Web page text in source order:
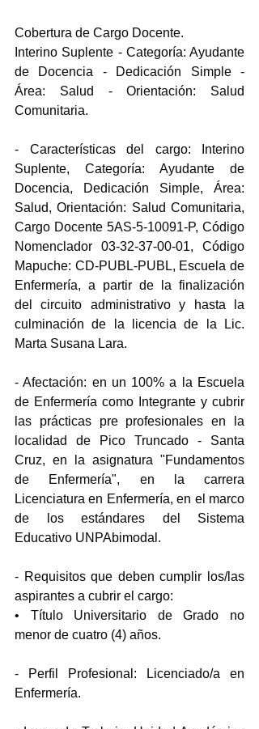
Cobertura de Cargo Docente.
Interino Suplente - Categoría: Ayudante
de Docencia - Dedicación Simple -
Área: Salud - Orientación: Salud
Comunitaria.
- Características del cargo: Interino
Suplente, Categoría: Ayudante de
Docencia, Dedicación Simple, Área:
Salud, Orientación: Salud Comunitaria,
Cargo Docente 5AS-5-10091-P, Código
Nomenclador 03-32-37-00-01, Código
Mapuche: CD-PUBL-PUBL, Escuela de
Enfermería, a partir de la finalización
del circuito administrativo y hasta la
culminación de la licencia de la Lic.
Marta Susana Lara.
- Afectación: en un 100% a la Escuela
de Enfermería como Integrante y cubrir
las prácticas pre profesionales en la
localidad de Pico Truncado - Santa
Cruz, en la asignatura "Fundamentos
de Enfermería", en la carrera
Licenciatura en Enfermería, en el marco
de los estándares del Sistema
Educativo UNPAbimodal.
- Requisitos que deben cumplir los/las
aspirantes a cubrir el cargo:
• Título Universitario de Grado no
menor de cuatro (4) años.
- Perfil Profesional: Licenciado/a en
Enfermería.